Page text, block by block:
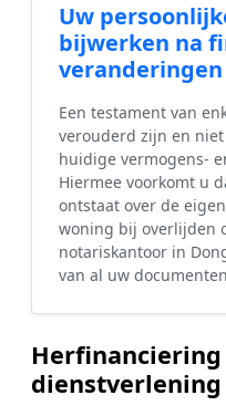
Uw
bijwerken na
veranderingen
Een testament van
verouderd zijn en
huidige vermogens-
Hiermee voorkomt u
ontstaat over de
woning bij overlijden
notariskantoor in
van al uw